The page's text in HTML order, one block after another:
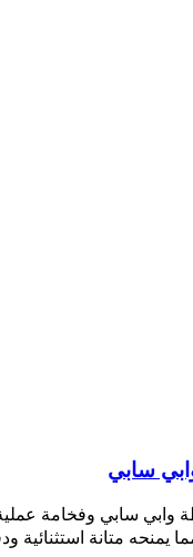
سابي
وابي سابي
متانة استثنائية